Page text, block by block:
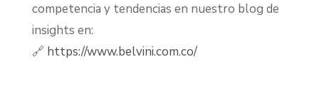
competencia y tendencias en nuestro blog de
insights en:
🔗 https://www.belvini.com.co/